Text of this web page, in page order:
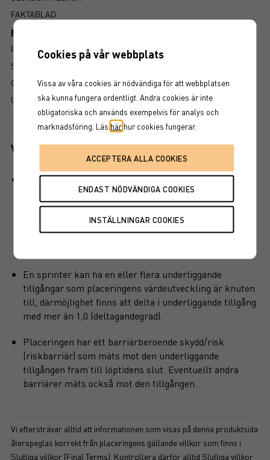
FAKTABLAD
Mer information om produkten
RISK
SÅ LÄSER DU FAKTABLADET
GRUNDPROSPEKT
UTSKRIFT
Viktiga egenskaper
Produkten har inget kapitalskydd, dvs hela det
investerade kapitalet riskeras. Det finns även en
kreditrisk i placeringen som är beroende av att
emittenten inte hamnar på obestånd eller försätts i
konkurs vilket kan leda till att en investering helt eller
En sprinter kan ha en eller flera underliggande
tillgångar som placeringens värdeutveckling är knuten
till, därmöjlighet finns att delta i underliggande tillgång
med mer än 1,0 (deltagandegrad).
Placeringen har ett barriärberoende skydd/risk
(riskbarriär) som mäts mot den underliggande
tillgången fram till löptidens slut. Eventuellt andra
barriärer mäts också mot den tillgången.
Vi eftersträvar alltid att informationen som visas på denna produktsida
återspeglas korrekt från placeringens gällande villkor som finns i
Slutliga villkor (Final Terms). Kontrollera därför alltid Slutliga villkor
Cookies på vår webbplats
Vissa av våra cookies är nödvändiga för att webbplatsen
ska kunna fungera ordentligt. Andra cookies är inte
obligatoriska och används exempelvis för analys och
marknadsföring. Läs här hur cookies fungerar.